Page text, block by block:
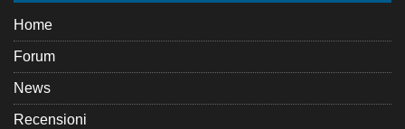
Home
Forum
News
Recensioni